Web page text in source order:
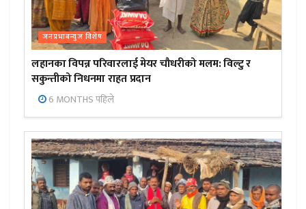
जनप्रभाबन्युज विशेष
लहानका विपन्न परिवारलाई मेयर चौधरीको मलम: विल्टु र
सकुन्तीको निधनमा राहत प्रदान
6 MONTHS पहिले